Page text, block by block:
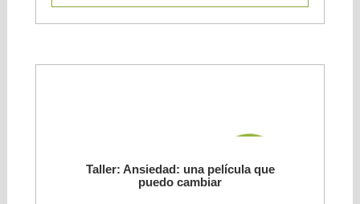
Taller: Ansiedad: una película que
puedo cambiar